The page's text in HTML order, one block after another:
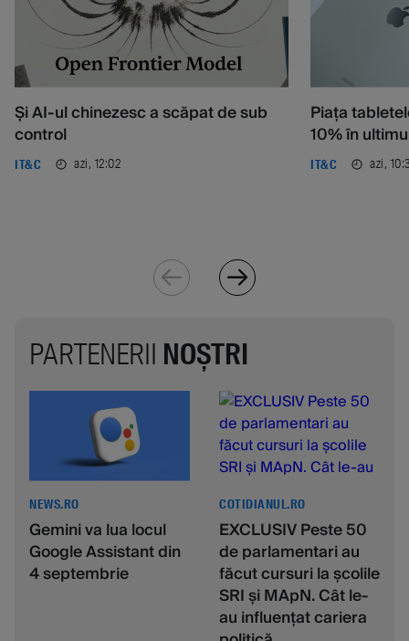
Și AI-ul chinezesc a scăpat de sub
control
IT&C azi, 12:02
Piața
10% în
IT&C azi,
PARTENERII NOȘTRI
NEWS.RO
Gemini va lua locul
Google Assistant din
4 septembrie
COTIDIANUL.RO
EXCLUSIV Peste 50
de parlamentari au
făcut cursuri la școlile
SRI și MApN. Cât le-
au influențat cariera